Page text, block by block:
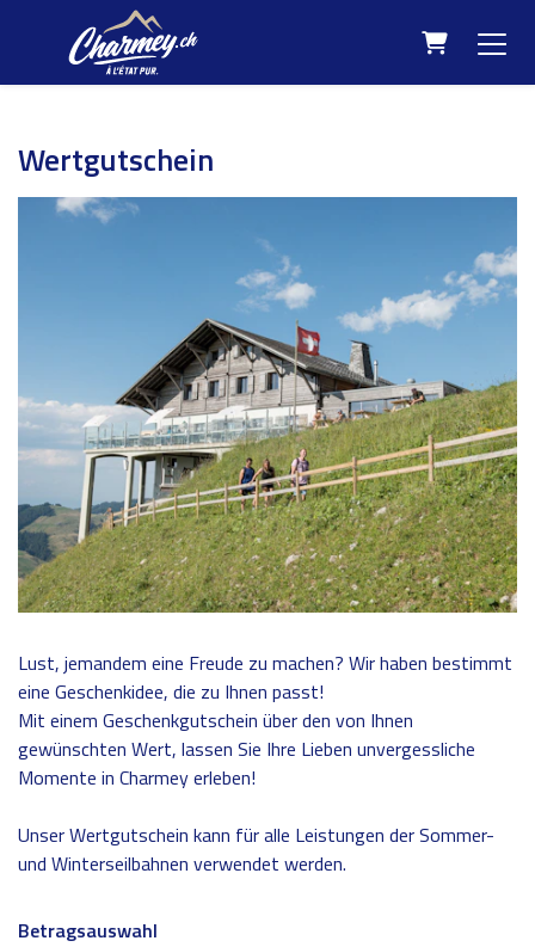
Warenkorb
Wertgutschein
Lust, jemandem eine Freude zu machen? Wir haben bestimmt
eine Geschenkidee, die zu Ihnen passt!
Mit einem Geschenkgutschein über den von Ihnen
gewünschten Wert, lassen Sie Ihre Lieben unvergessliche
Momente in Charmey erleben!
Unser Wertgutschein kann für alle Leistungen der Sommer-
und Winterseilbahnen verwendet werden.
Betragsauswahl